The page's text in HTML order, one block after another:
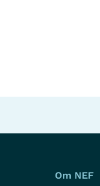
Om NEF